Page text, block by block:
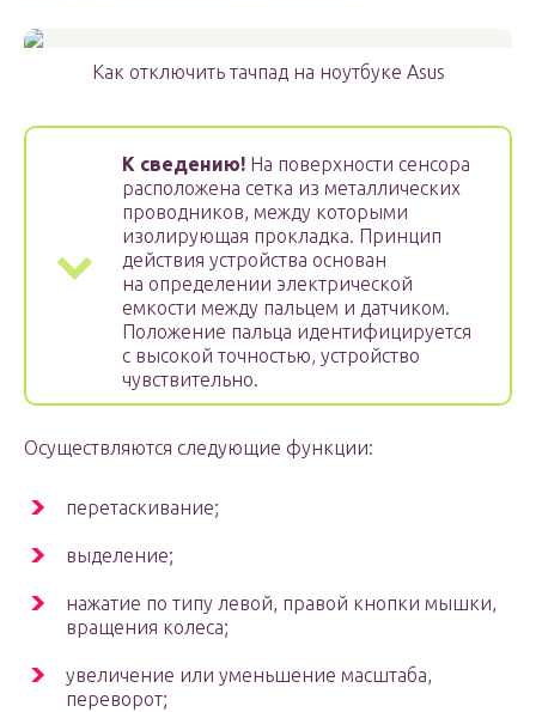
Как отключить тачпад на ноутбуке Asus
К сведению! На поверхности сенсора
расположена сетка из металлических
проводников, между которыми
изолирующая прокладка. Принцип
действия устройства основан
на определении электрической
емкости между пальцем и датчиком.
Положение пальца идентифицируется
с высокой точностью, устройство
чувствительно.
Осуществляются следующие функции:
перетаскивание;
выделение;
нажатие по типу левой, правой кнопки мышки,
вращения колеса;
увеличение или уменьшение масштаба,
переворот;